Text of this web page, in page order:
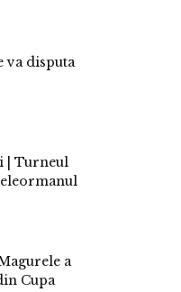
va disputa
| Turneul
a
Cupa